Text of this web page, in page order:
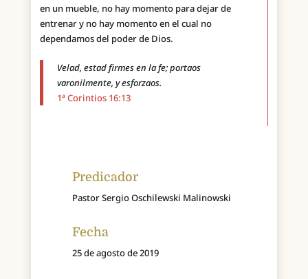
en un mueble, no hay momento para dejar de
entrenar y no hay momento en el cual no
dependamos del poder de Dios.
Velad, estad firmes en la fe; portaos
varonilmente, y esforzaos.
1ª Corintios 16:13
Predicador
Pastor Sergio Oschilewski Malinowski
Fecha
25 de agosto de 2019